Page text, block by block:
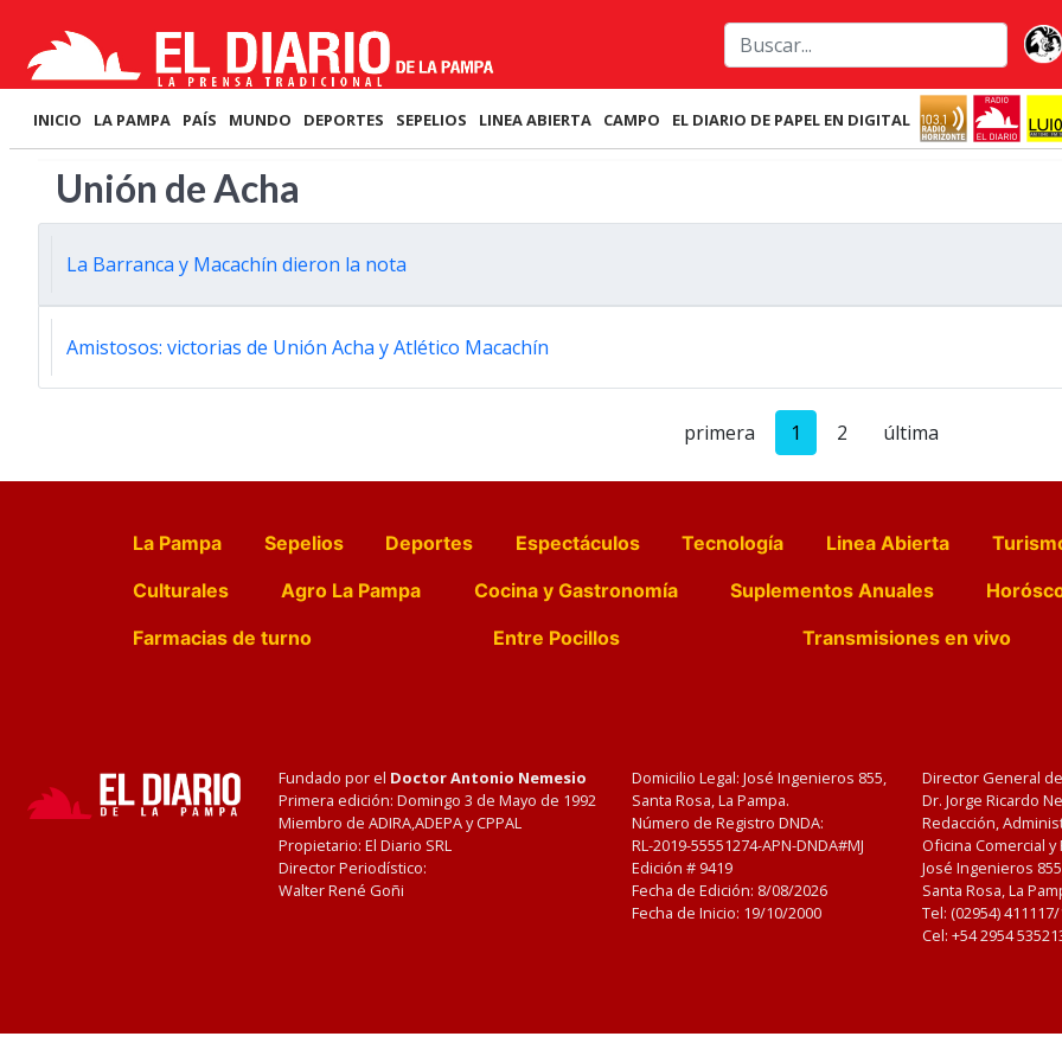
INICIO LA PAMPA PAÍS MUNDO DEPORTES SEPELIOS LINEA ABIERTA CAMPO EL DIARIO DE PAPEL EN DIGITAL
Unión de Acha
La Barranca y Macachín dieron la nota
Amistosos: victorias de Unión Acha y Atlético Macachín
primera 1 2 última
La Pampa Sepelios Deportes Espectáculos Tecnología Linea Abierta
Culturales
Agro La Pampa Cocina y Gastronomía Suplementos Anuales
Farmacias de turno
Entre Pocillos Transmisiones en vivo
Fundado por el Doctor Antonio Nemesio
Primera edición: Domingo 3 de Mayo de 1992
Miembro de ADIRA,ADEPA y CPPAL
Propietario: El Diario SRL
Director Periodístico:
Walter René Goñi
Domicilio Legal: José Ingenieros 855,
Santa Rosa, La Pampa.
Número de Registro DNDA:
RL-2019-55551274-APN-DNDA#MJ
Edición # 9419
Fecha de Edición: 8/08/2026
Fecha de Inicio: 19/10/2000
Director General
Dr. Jorge Ricardo
Redacción,
Oficina Comercial
José Ingenieros
Santa Rosa, La
Tel: (02954)
Cel: +54 2954